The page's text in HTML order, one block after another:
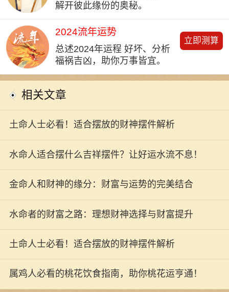
解开彼此缘份的奥秘。
2024流年运势
总述2024年运程 好坏、分析
福祸吉凶，助你万事皆宜。
立即测算
相关文章
土命人士必看！适合摆放的财神摆件解析
水命人适合摆什么吉祥摆件？让好运水流不息！
金命人和财神的缘分：财富与运势的完美结合
水命者的财富之路：理想财神选择与财富提升
土命人士必看！适合摆放的财神摆件解析
属鸡人必看的桃花饮食指南，助你桃花运亨通！